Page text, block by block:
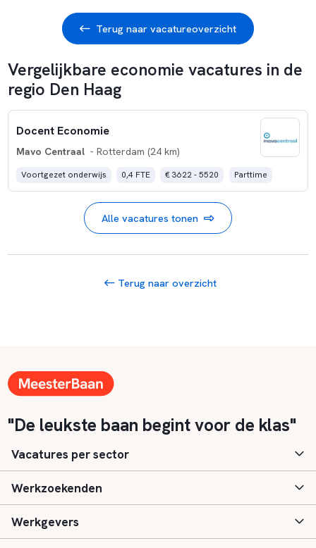
Terug naar vacatureoverzicht
Vergelijkbare economie vacatures in de
regio Den Haag
Docent Economie
Mavo Centraal - Rotterdam (24 km)
Voortgezet onderwijs 0,4 FTE € 3622 - 5520 Parttime
Alle vacatures tonen
Terug naar overzicht
"De leukste baan begint voor de klas"
Vacatures per sector
Basisonderwijs
Speciaal (basis) onderwijs
Werkzoekenden
Aanmelden
Werkgevers